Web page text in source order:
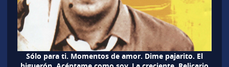
Sólo para ti. Momentos de amor. Dime pajarito. El